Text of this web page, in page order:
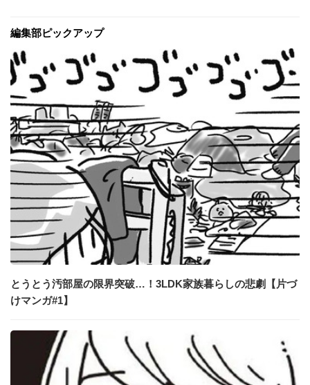
編集部ピックアップ
とうとう汚部屋の限界突破…！3LDK家族暮らしの悲劇【片づ
けマンガ#1】